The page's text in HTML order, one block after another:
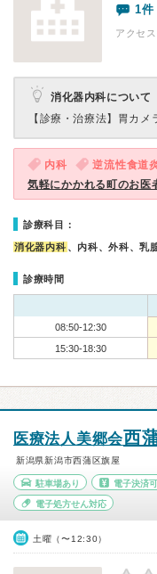
1件
アクセ
消化器内科について
【診療・治療法】 胃カメ
内科 逆流性食道
気軽にかかれる町のお医
診療科目：
消化器内科 、内科、外科、乳
診療時間
08:50-12:30
15:30-18:30
医療法人美郷会西
新潟県新潟市西蒲区旗屋
駐車場あり 電子決済可
電子処方せん対応
土曜（〜12:30）